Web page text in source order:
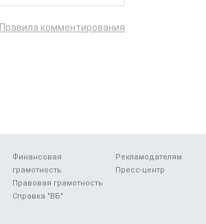
Правила комментирования
Финансовая
грамотность
Правовая грамотность
Справка "ВБ"
Рекламодателям
Пресс-центр